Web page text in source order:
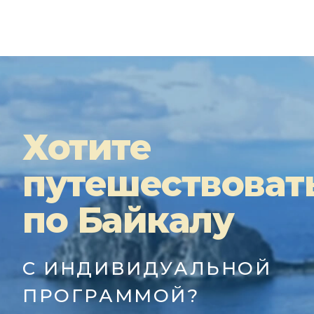
Хотите
по Байкалу
С ИНДИВИДУАЛЬНОЙ
ПРОГРАММОЙ?